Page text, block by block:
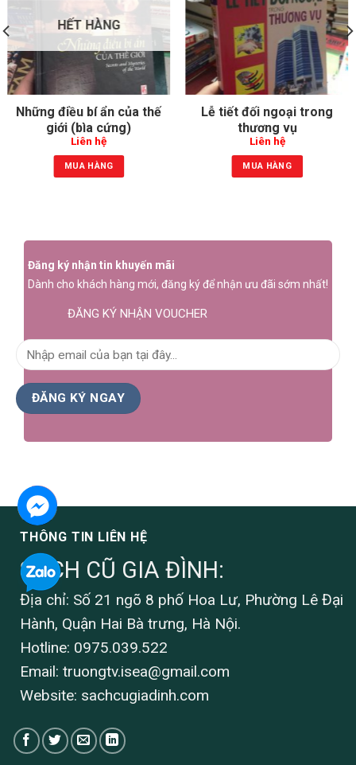
HẾT HÀNG
Những điều bí ẩn của thế
giới (bìa cứng)
Liên hệ
MUA HÀNG
Lễ tiết đối ngoại trong
thương vụ
Liên hệ
MUA HÀNG
Đăng ký nhận tin khuyến mãi
Dành cho khách hàng mới, đăng ký để nhận ưu đãi sớm nhất!
ĐĂNG KÝ NHẬN VOUCHER
THÔNG TIN LIÊN HỆ
SÁCH CŨ GIA ĐÌNH:
Địa chỉ: Số 21 ngõ 8 phố Hoa Lư, Phường Lê Đại
Hành, Quận Hai Bà trưng, Hà Nội.
Hotline: 0975.039.522
Email: truongtv.isea@gmail.com
Website: sachcugiadinh.com